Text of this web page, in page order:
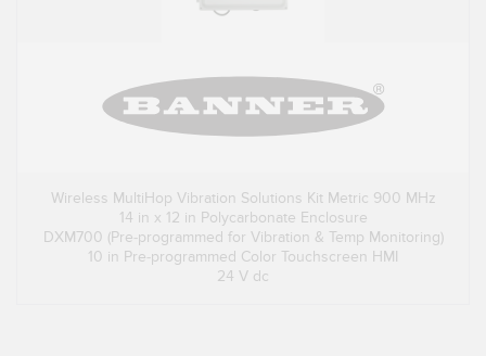
Wireless MultiHop Vibration Solutions Kit Metric 900 MHz
14 in x 12 in Polycarbonate Enclosure
DXM700 (Pre-programmed for Vibration & Temp Monitoring)
10 in Pre-programmed Color Touchscreen HMI
24 V dc